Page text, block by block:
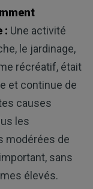
: Une activité
le jardinage,
récréatif, était
et continue de
causes
les
modérées de
sans
élevés.